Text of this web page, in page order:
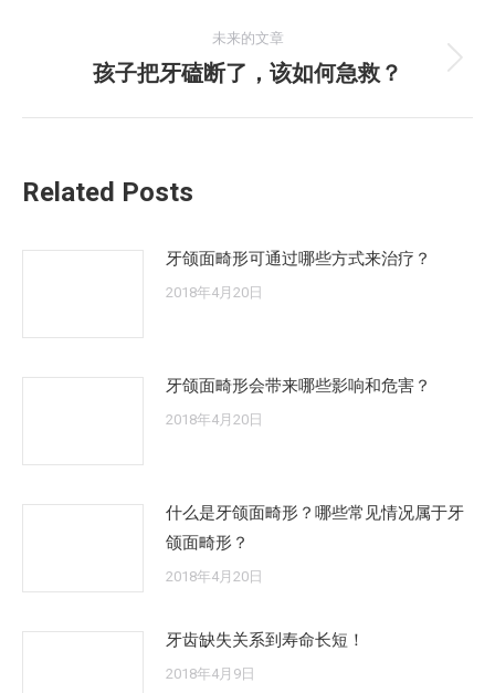
的
未来的文章
孩子把牙磕断了，该如何急救？
Related Posts
牙颌面畸形可通过哪些方式来治疗？
2018年4月20日
牙颌面畸形会带来哪些影响和危害？
2018年4月20日
什么是牙颌面畸形？哪些常见情况属于牙
颌面畸形？
2018年4月20日
牙齿缺失关系到寿命长短！
2018年4月9日